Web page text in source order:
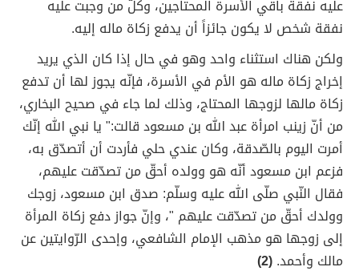
عليه نفقة باقي الأسرة المحتاجين، وكلّ من وجبت عليه
نفقة شخص لا يكون جائزاً أن يدفع زكاة ماله إليه.
ولكن هناك استثناء واحد وهو في حال إذا كان الذي يريد
إخراج زكاة ماله هو الأم في الأسرة، فإنّه يجوز لها أن تدفع
زكاة مالها لزوجها المحتاج، وذلك لما جاء في صحيح البخاري،
من أنّ زينب امرأة عبد الله بن مسعود قالت:" يا نبي الله إنّك
أمرت اليوم بالصّدقة، وكان عندي حلي فأردت أن أتصدّق به،
فزعم ابن مسعود أنّه هو وولده أحقّ من تصدّقت عليهم،
فقال النّبي صلّى الله عليه وسلّم: صدق ابن مسعود، زوجك
وولدك أحقّ من تصدّقت عليهم "، وإنّ جواز دفع زكاة المرأة
إلى زوجها هو مذهب الإمام الشافعي، وإحدى الرّوايتين عن
مالك وأحمد.(2)